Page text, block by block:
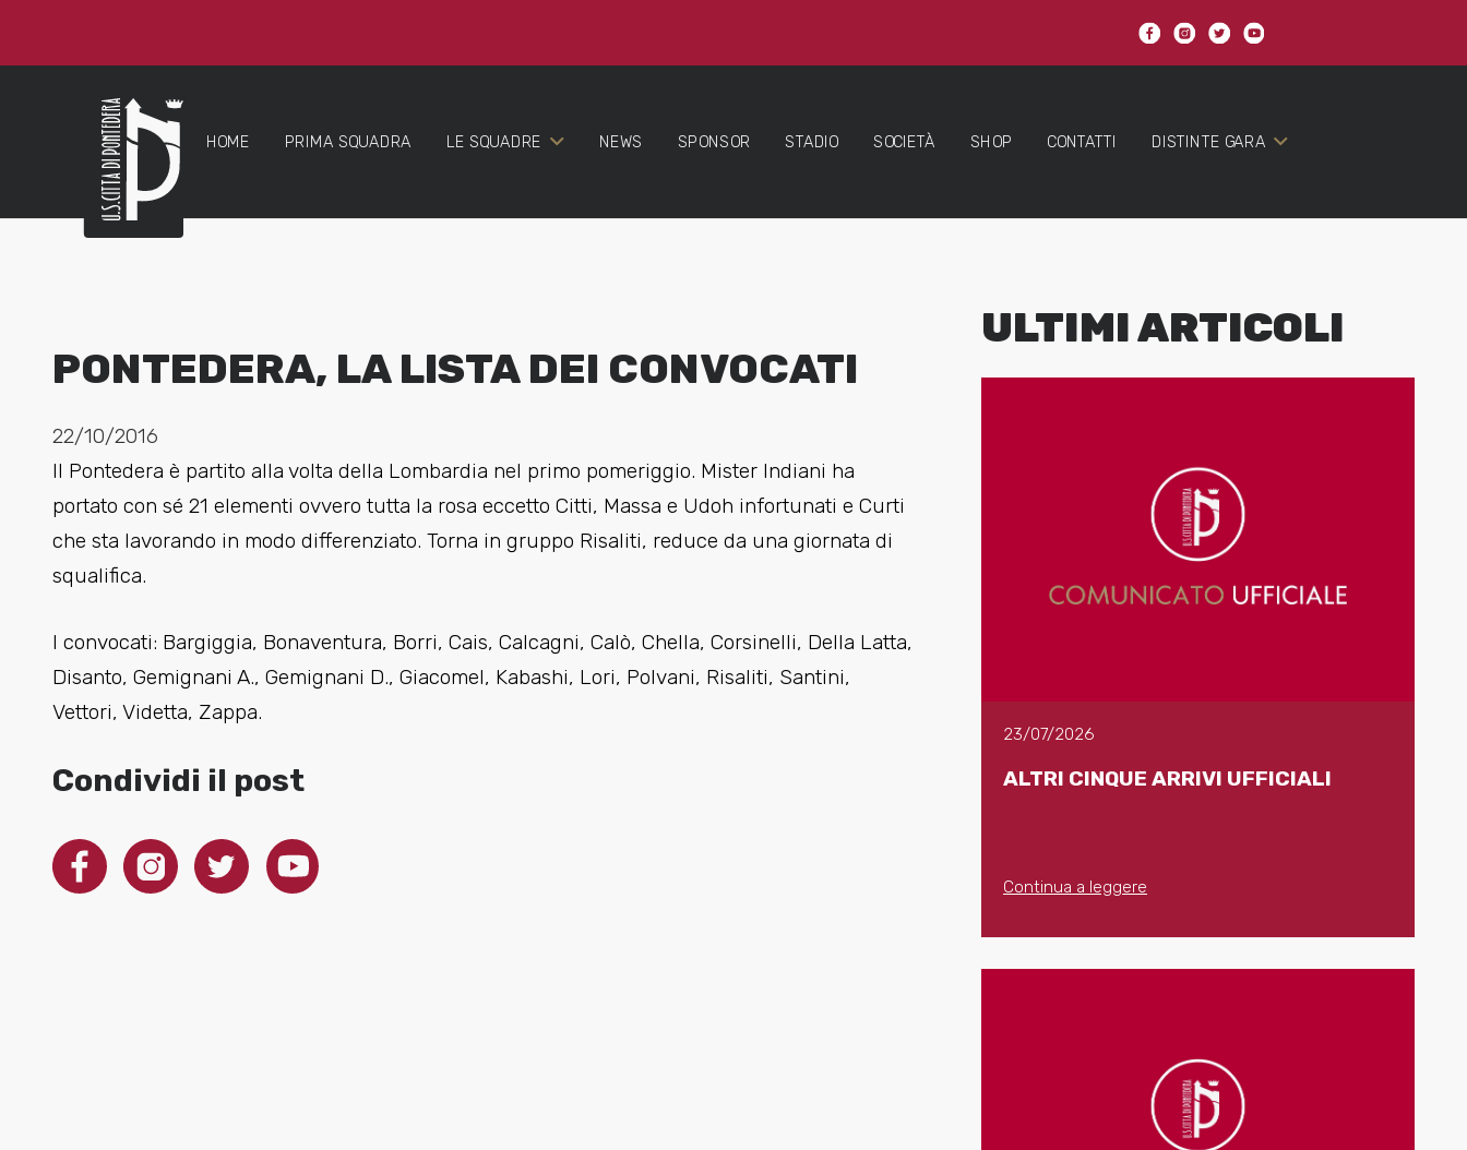
HOME PRIMA SQUADRA LE SQUADRE NEWS SPONSOR STADIO SOCIETÀ SHOP CONTATTI DISTINTE GARA
PONTEDERA, LA LISTA DEI CONVOCATI
22/10/2016
Il Pontedera è partito alla volta della Lombardia nel primo pomeriggio. Mister Indiani ha
portato con sé 21 elementi ovvero tutta la rosa eccetto Citti, Massa e Udoh infortunati e Curti
che sta lavorando in modo differenziato. Torna in gruppo Risaliti, reduce da una giornata di
squalifica.
I convocati: Bargiggia, Bonaventura, Borri, Cais, Calcagni, Calò, Chella, Corsinelli, Della Latta,
Disanto, Gemignani A., Gemignani D., Giacomel, Kabashi, Lori, Polvani, Risaliti, Santini,
Vettori, Videtta, Zappa.
Condividi il post
ULTIMI ARTICOLI
23/07/2026
ALTRI CINQUE ARRIVI UFFICIALI
Continua a leggere